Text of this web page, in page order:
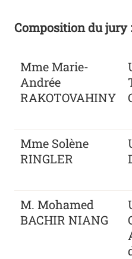
Composition du jury
Mme Marie-
Andrée
RAKOTOVAHINY
Mme Solène
RINGLER
M. Mohamed
BACHIR NIANG